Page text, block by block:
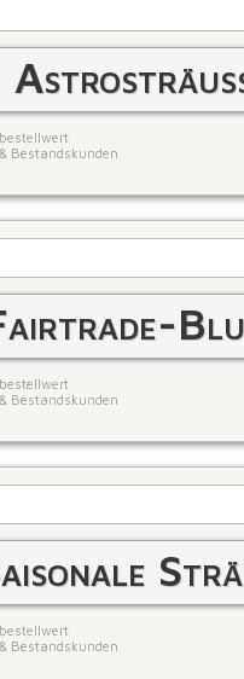
Bestandskunden
Bestandskunden
Bestandskunden